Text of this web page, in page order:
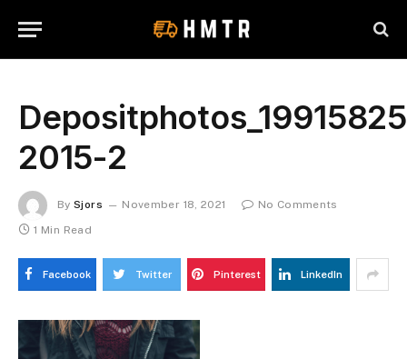
2015-2
By Sjors November 18, 2021
No Comments
1 Min Read
Facebook Twitter Pinterest LinkedIn